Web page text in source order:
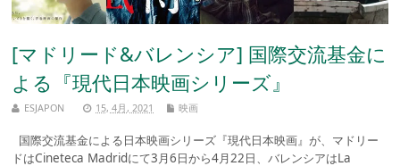
[マドリード&バレンシア] 国際交流基金に
よる『現代日本映画シリーズ』
ESJAPON 15, 4月, 2021 映画
国際交流基金による日本映画シリーズ『現代日本映画』が、マドリー
ドはCineteca Madridにて3月6日から4月22日、バレンシアはLa